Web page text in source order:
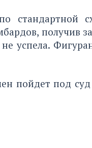
стандартной
получив
успела.
пойдет под